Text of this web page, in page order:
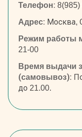
Телефон: 8(985)
Адрес: Москва,
Режим работы
21-00
Время выдачи
(самовывоз):
до 21.00.